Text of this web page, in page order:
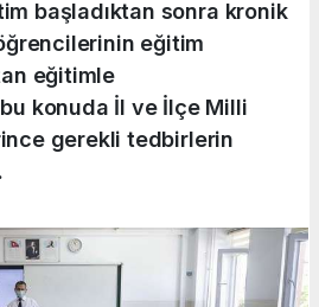
başladıktan sonra kronik
eğitim
eğitimle
konuda İl ve İlçe Milli
gerekli tedbirlerin